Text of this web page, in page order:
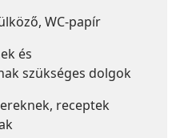
WC-papír
és
szükséges dolgok
receptek